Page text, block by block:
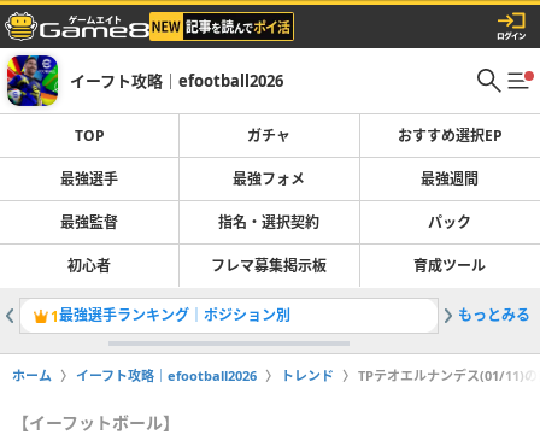
イーフト攻略｜efootball2026
TOP ガチャ おすすめ選択EP
最強選手 最強フォメ 最強週間
最強監督 指名・選択契約 パック
初心者 フレマ募集掲示板 育成ツール
1最強選手ランキング｜ポジション別 2ガチャ
もっとみる
ホーム イーフト攻略｜efootball2026 トレンド TPテオエルナンデス(01/11)
【イーフットボール】